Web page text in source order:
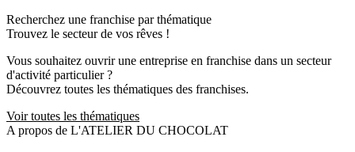
Recherchez une franchise par thématique
Trouvez le secteur de vos rêves !
Vous souhaitez ouvrir une entreprise en franchise dans un secteur
d'activité particulier ?
Découvrez toutes les thématiques des franchises.
Voir toutes les thématiques
A propos de L'ATELIER DU CHOCOLAT